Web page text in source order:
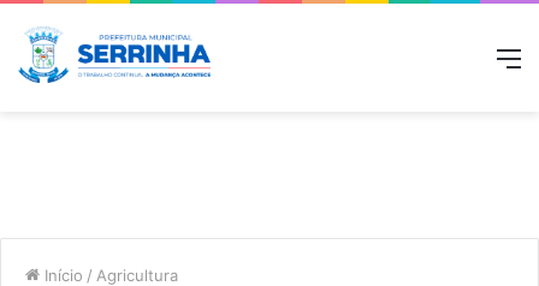
Início / Agricultura